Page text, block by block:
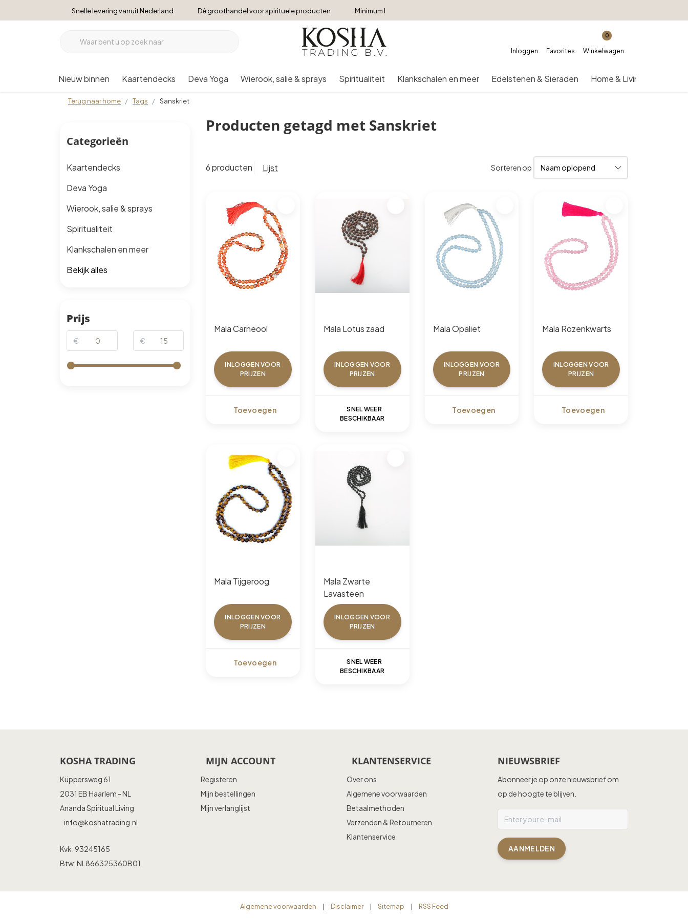
Snelle levering vanuit Nederland Dé groothandel voor spirituele producten Minimum bestelbedrag €250
Inloggen Favorites
0
Winkelwagen
Nieuw binnen Kaartendecks Deva Yoga Wierook, salie & sprays Spiritualiteit Klankschalen en meer Edelstenen & Sieraden Home & Living
Terug naar home Tags Sanskriet
Producten getagd met Sanskriet
6 producten Lijst Sorteren op
Mala Carneool
INLOGGEN VOOR
PRIJZEN
Toevoegen
Mala Lotus zaad
INLOGGEN VOOR
PRIJZEN
SNEL WEER
BESCHIKBAAR
Mala Opaliet
INLOGGEN VOOR
PRIJZEN
Toevoegen
Mala Rozenkwarts
INLOGGEN VOOR
PRIJZEN
Toevoegen
Mala Tijgeroog
INLOGGEN VOOR
PRIJZEN
Toevoegen
Mala Zwarte
Lavasteen
INLOGGEN VOOR
PRIJZEN
SNEL WEER
BESCHIKBAAR
Categorieën
Kaartendecks
Deva Yoga
Wierook, salie & sprays
Spiritualiteit
Klankschalen en meer
Bekijk alles
Prijs
€ €
KOSHA TRADING
Küppersweg 61
2031 EB Haarlem - NL
Ananda Spiritual Living
info@koshatrading.nl
Kvk: 93245165
Btw: NL866325360B01
MIJN ACCOUNT
Registeren
Mijn bestellingen
Mijn verlanglijst
KLANTENSERVICE
Over ons
Algemene voorwaarden
Betaalmethoden
Verzenden & Retourneren
Klantenservice
NIEUWSBRIEF
Abonneer je op onze nieuwsbrief om
op de hoogte te blijven.
AANMELDEN
Algemene voorwaarden | Disclaimer | Sitemap | RSS Feed